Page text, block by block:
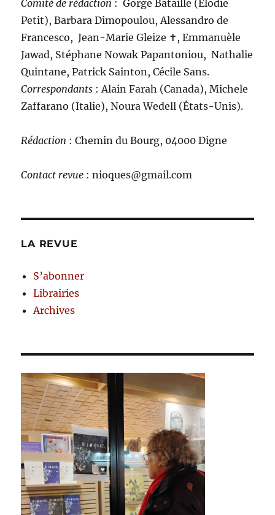
Comité de rédaction : Gorge Bataille (Elodie
Petit), Barbara Dimopoulou, Alessandro de
Francesco, Jean-Marie Gleize ‪✝︎, Emmanuèle
Jawad, Stéphane Nowak Papantoniou, Nathalie
Quintane, Patrick Sainton, Cécile Sans.
Correspondants : Alain Farah (Canada), Michele
Zaffarano (Italie), Noura Wedell (États-Unis).
Rédaction : Chemin du Bourg, 04000 Digne
Contact revue : nioques@gmail.com
LA REVUE
S’abonner
Librairies
Archives